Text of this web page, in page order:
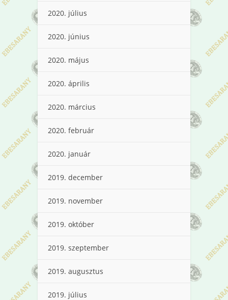
2020. július
2020. június
2020. május
2020. április
2020. március
2020. február
2020. január
2019. december
2019. november
2019. október
2019. szeptember
2019. augusztus
2019. július